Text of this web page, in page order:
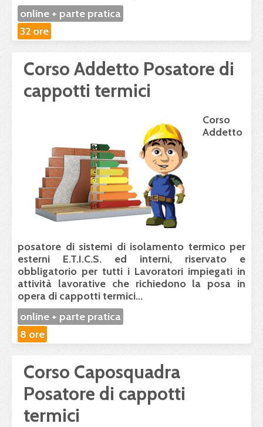
online + parte pratica
32 ore
Corso Addetto Posatore di
cappotti termici
Corso
Addetto
posatore di sistemi di isolamento termico per
esterni E.T.I.C.S. ed interni, riservato e
obbligatorio per tutti i Lavoratori impiegati in
attività lavorative che richiedono la posa in
opera di cappotti termici...
online + parte pratica
8 ore
Corso Caposquadra
Posatore di cappotti
termici